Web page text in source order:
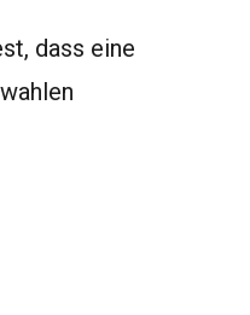
dass eine